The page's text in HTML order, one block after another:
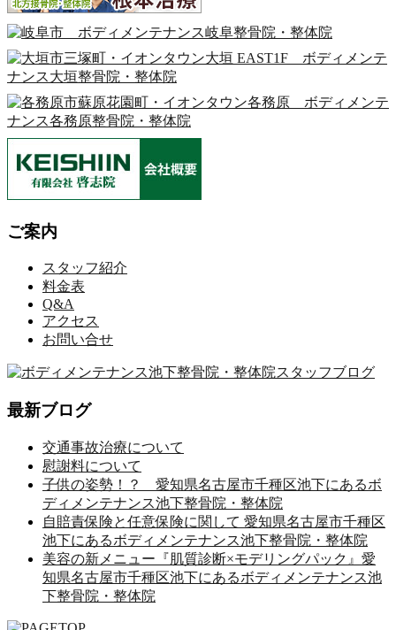
ご案内
スタッフ紹介
料金表
Q&A
アクセス
お問い合せ
最新ブログ
交通事故治療について
慰謝料について
子供の姿勢！？ 愛知県名古屋市千種区池下にあるボ
ディメンテナンス池下整骨院・整体院
自賠責保険と任意保険に関して 愛知県名古屋市千種区
池下にあるボディメンテナンス池下整骨院・整体院
美容の新メニュー『肌質診断×モデリングパック』愛
知県名古屋市千種区池下にあるボディメンテナンス池
下整骨院・整体院